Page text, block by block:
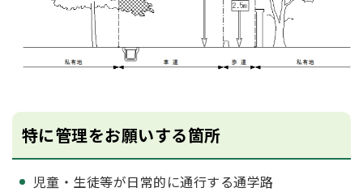
特に管理をお願いする箇所
児童・生徒等が日常的に通行する通学路